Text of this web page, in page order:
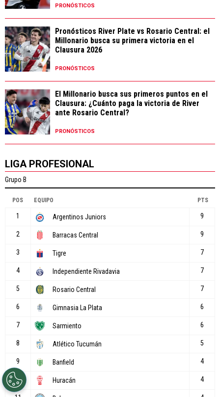
PRONÓSTICOS
Pronósticos River Plate vs Rosario Central: el
Millonario busca su primera victoria en el
Clausura 2026
PRONÓSTICOS
El Millonario busca sus primeros puntos en el
Clausura: ¿Cuánto paga la victoria de River
ante Rosario Central?
PRONÓSTICOS
LIGA PROFESIONAL